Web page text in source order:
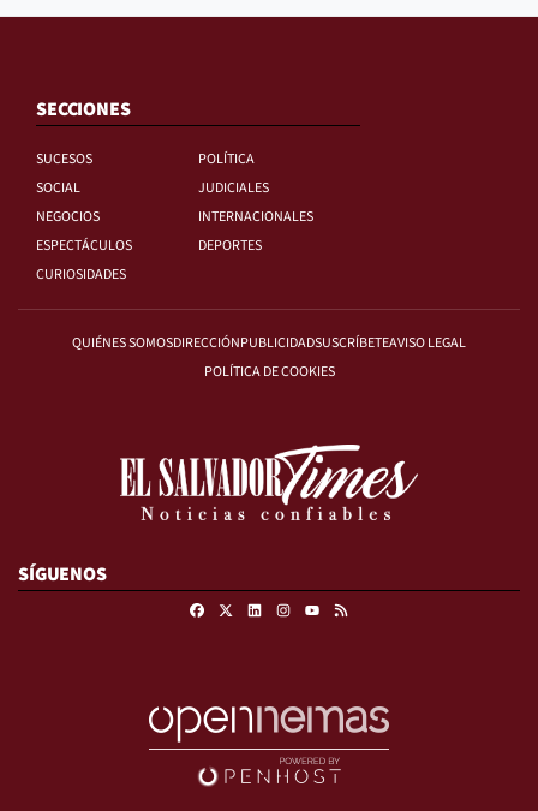
SECCIONES
SUCESOS
POLÍTICA
SOCIAL
JUDICIALES
NEGOCIOS
INTERNACIONALES
ESPECTÁCULOS
DEPORTES
CURIOSIDADES
QUIÉNES SOMOSDIRECCIÓNPUBLICIDADSUSCRÍBETEAVISO LEGAL
POLÍTICA DE COOKIES
SÍGUENOS
FacebookLinkedinInstagram